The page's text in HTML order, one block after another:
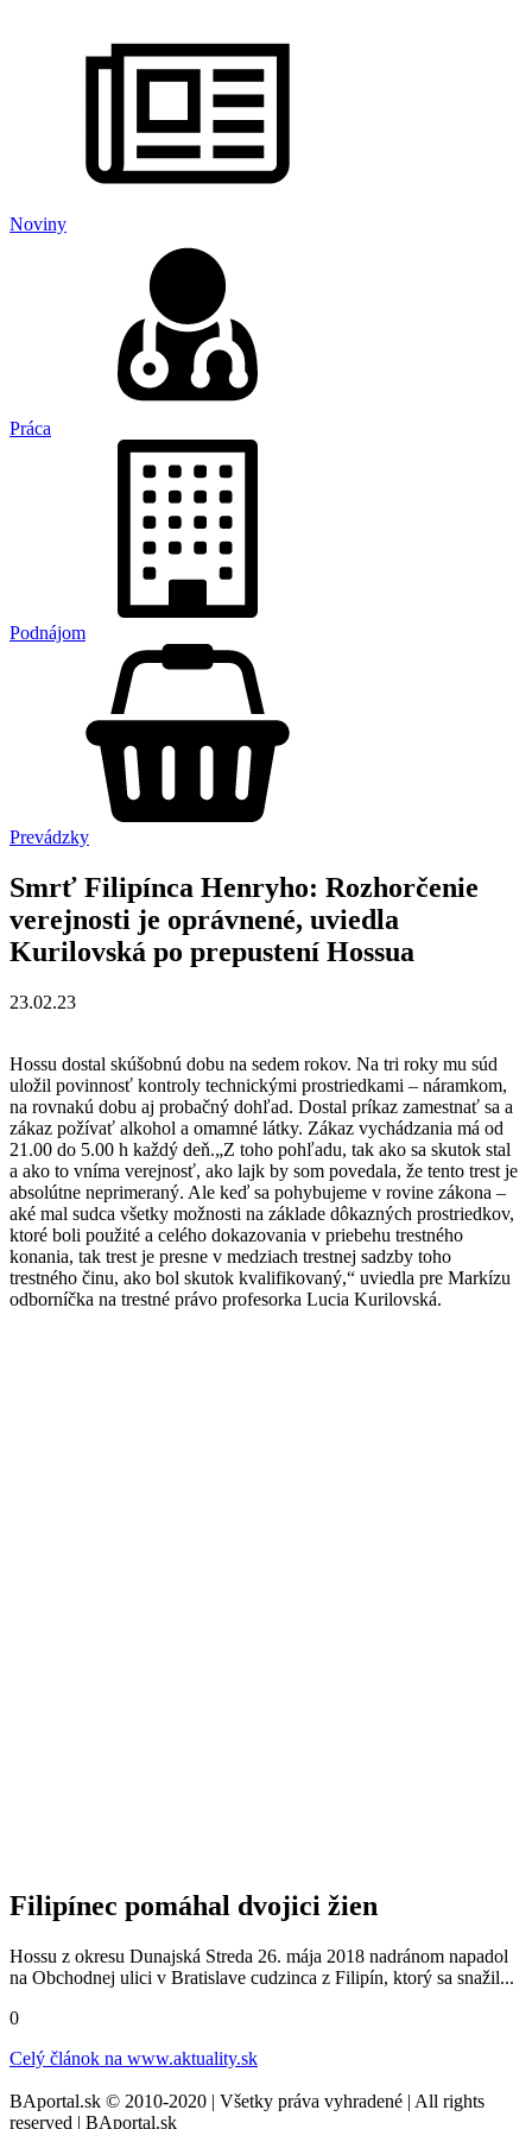
Noviny
Práca
Podnájom
Prevádzky
Smrť Filipínca Henryho: Rozhorčenie
verejnosti je oprávnené, uviedla
Kurilovská po prepustení Hossua
23.02.23
Hossu dostal skúšobnú dobu na sedem rokov. Na tri roky mu súd
uložil povinnosť kontroly technickými prostriedkami – náramkom,
na rovnakú dobu aj probačný dohľad. Dostal príkaz zamestnať sa a
zákaz požívať alkohol a omamné látky. Zákaz vychádzania má od
21.00 do 5.00 h každý deň.„Z toho pohľadu, tak ako sa skutok stal
a ako to vníma verejnosť, ako lajk by som povedala, že tento trest je
absolútne neprimeraný. Ale keď sa pohybujeme v rovine zákona –
aké mal sudca všetky možnosti na základe dôkazných prostriedkov,
ktoré boli použité a celého dokazovania v priebehu trestného
konania, tak trest je presne v medziach trestnej sadzby toho
trestného činu, ako bol skutok kvalifikovaný,“ uviedla pre Markízu
odborníčka na trestné právo profesorka Lucia Kurilovská.
Filipínec pomáhal dvojici žien
Hossu z okresu Dunajská Streda 26. mája 2018 nadránom napadol
na Obchodnej ulici v Bratislave cudzinca z Filipín, ktorý sa snažil...
0
Celý článok na www.aktuality.sk
BAportal.sk © 2010-2020 | Všetky práva vyhradené | All rights
reserved | BAportal.sk